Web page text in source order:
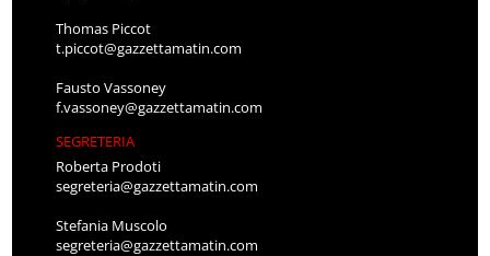
Thomas Piccot
t.piccot@gazzettamatin.com
Fausto Vassoney
f.vassoney@gazzettamatin.com
SEGRETERIA
Roberta Prodoti
segreteria@gazzettamatin.com
Stefania Muscolo
segreteria@gazzettamatin.com